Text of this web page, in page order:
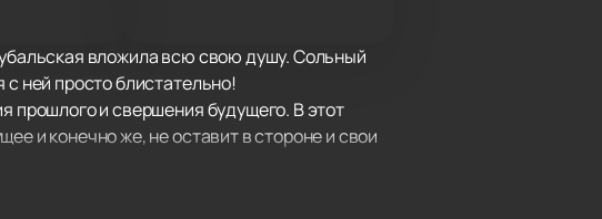
вложила всю свою душу. Сольный
ней просто блистательно!
прошлого и свершения будущего. В этот
и конечно же, не оставит в стороне и свои
новые грани её блистательного